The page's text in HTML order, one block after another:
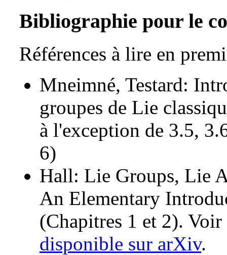
Bibliographie pour le
Références à lire en
Mneimné, Testard:
groupes de Lie
à l'exception de 3.5,
6)
Hall: Lie Groups, Lie
An Elementary
(Chapitres 1 et 2).
disponible sur arXiv.